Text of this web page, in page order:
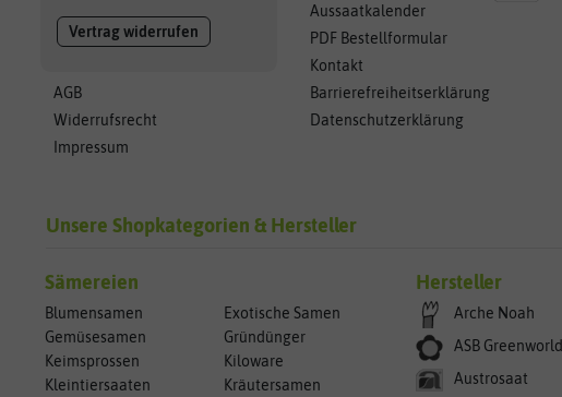
Vertrag widerrufen
AGB
Widerrufsrecht
Impressum
Aussaatkalender
PDF Bestellformular
Kontakt
Barrierefreiheitserklärung
Datenschutzerklärung
Unsere Shopkategorien & Hersteller
Sämereien
Blumensamen
Exotische Samen
Gemüsesamen
Gründünger
Keimsprossen
Kiloware
Kleintiersaaten
Kräutersamen
Hersteller
Arche Noah
ASB Greenworld
Austrosaat